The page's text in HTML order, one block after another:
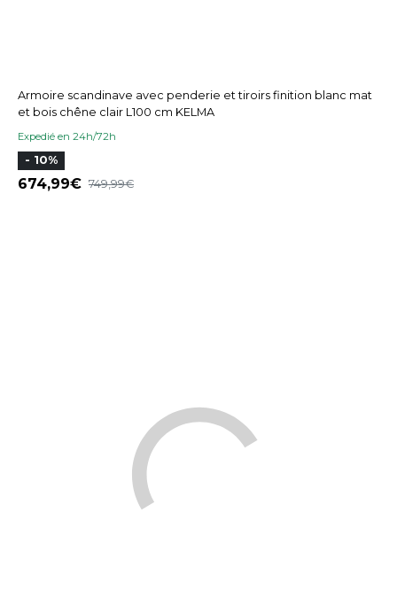
Armoire scandinave avec penderie et tiroirs finition blanc mat
et bois chêne clair L100 cm KELMA
Expedié en 24h/72h
- 10%
674,99 749,99